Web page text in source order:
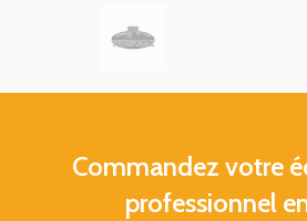
fenêtres. Fabriquée en
caoutchouc robuste et
rampe garantit une
déambulateurs, sans avoir
besoin de percer vos sols.
Fixation Instantanée :
ou
son
Commandez votre
professionnel